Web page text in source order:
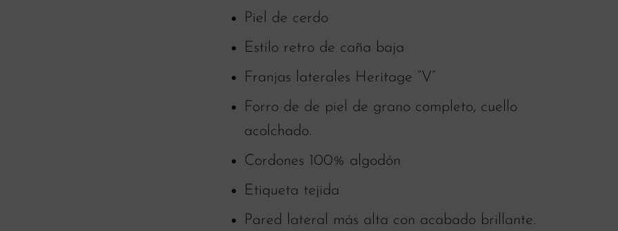
Piel de cerdo
Estilo retro de caña baja
Franjas laterales Heritage “V”
Forro de de piel de grano completo, cuello
acolchado.
Cordones 100% algodón
Etiqueta tejida
Pared lateral más alta con acabado brillante.